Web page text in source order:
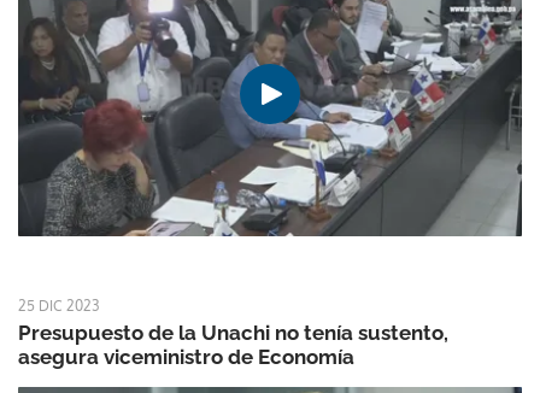
25 DIC 2023
Presupuesto de la Unachi no tenía sustento,
asegura viceministro de Economía